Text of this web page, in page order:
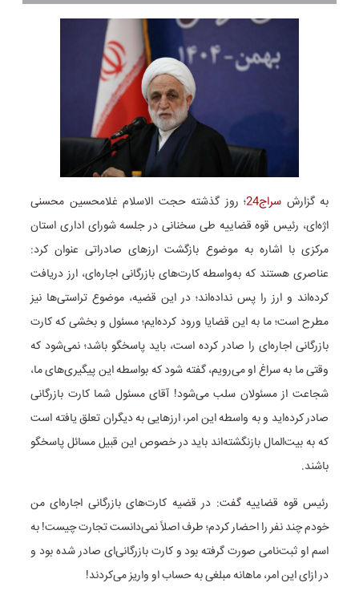
به گزارش سراج24
؛ روز گذشته حجت الاسلام غلامحسین محسنی
اژه‌ای، رئیس قوه قضاییه طی سخنانی در جلسه شورای اداری استان
مرکزی با اشاره به موضوع بازگشت ارزهای صادراتی عنوان کرد:
عناصری هستند که به‌واسطه کارت‌های بازرگانی اجاره‌ای، ارز دریافت
کرده‌اند و ارز را پس نداده‌اند؛ در این قضیه، موضوع تراستی‌ها نیز
مطرح است؛ ما به این قضایا ورود کرده‌ایم؛ مسئول و بخشی که کارت
بازرگانی اجاره‌ای را صادر کرده است، باید پاسخگو باشد؛ نمی‌شود که
وقتی ما به سراغ او می‌رویم، گفته شود که بواسطه این پیگیری‌های ما،
شجاعت از مسئولان سلب می‌شود! آقای مسئول شما کارت بازرگانی
صادر کرده‌اید و به واسطه این امر، ارزهایی به دیگران تعلق یافته است
که به بیت‌المال بازنگشته‌اند باید در خصوص این قبیل مسائل پاسخگو
باشند.
رئیس قوه قضاییه گفت: در قضیه کارت‌های بازرگانی اجاره‌ای من
خودم چند نفر را احضار کردم؛ طرف اصلاً نمی‌دانست تجارت چیست! به
اسم او ثبت‌نامی صورت گرفته بود و کارت بازرگانی‌ای صادر شده بود و
در ازای این امر، ماهانه مبلغی به حساب او واریز می‌کردند!